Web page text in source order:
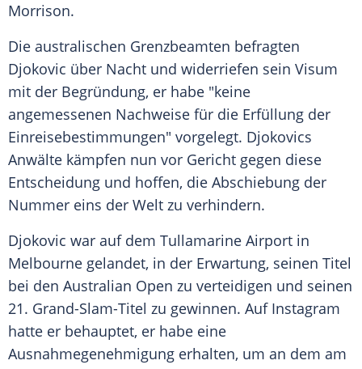
Morrison.
Die australischen Grenzbeamten befragten
Djokovic über Nacht und widerriefen sein Visum
mit der Begründung, er habe "keine
angemessenen Nachweise für die Erfüllung der
Einreisebestimmungen" vorgelegt. Djokovics
Anwälte kämpfen nun vor Gericht gegen diese
Entscheidung und hoffen, die Abschiebung der
Nummer eins der Welt zu verhindern.
Djokovic war auf dem Tullamarine Airport in
Melbourne gelandet, in der Erwartung, seinen Titel
bei den Australian Open zu verteidigen und seinen
21. Grand-Slam-Titel zu gewinnen. Auf Instagram
hatte er behauptet, er habe eine
Ausnahmegenehmigung erhalten, um an dem am